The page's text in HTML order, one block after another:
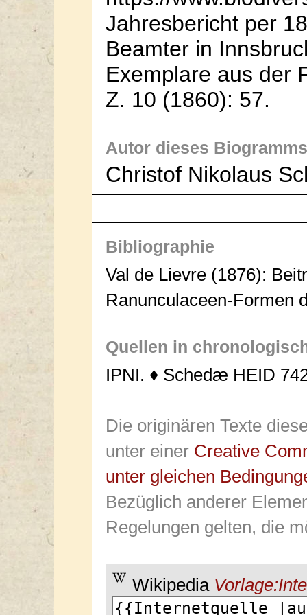
Jahresbericht per
Beamter in
Exemplare aus der
Z. 10 (1860): 57.
Autor dieses
Christof Nikolaus
Bibliographie
Val de Lievre (1876):
Ranunculaceen-Formen
Quellen in
IPNI. ♦ Schedæ HEID
Die originären Texte
unter einer Creative
unter gleichen
Bezüglich anderer
Regelungen gelten, die
Wikipedia